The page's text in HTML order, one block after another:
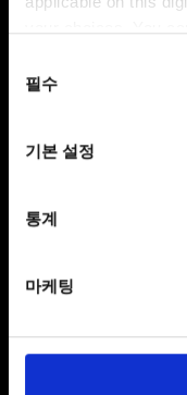
the Privacy trigger
Collect
Identify your
Find out more
일부 쿠키는 웹 사이
선택
필수
기본 설정
통계
마케팅
지원이 중단되기 30
하겠습니다.
11.0 미만의 macOS
Steam 및 GOG에서
않습니다. 모든 플
게임을 제거하면 최
롤백할 수도 있습니다.